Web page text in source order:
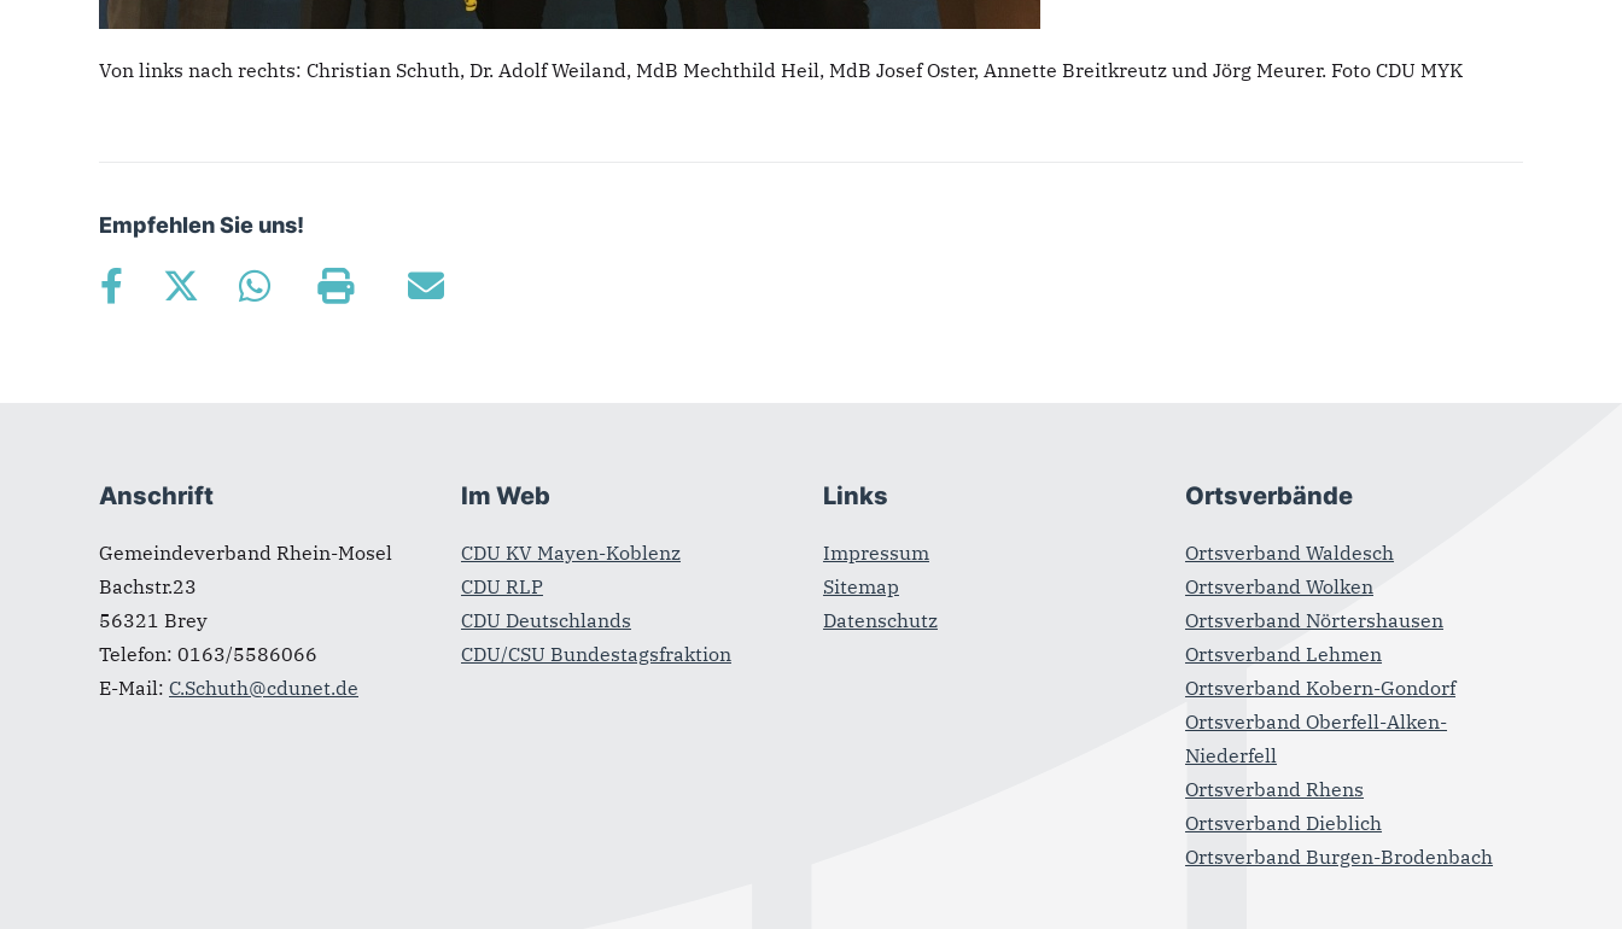
Von links nach rechts: Christian Schuth, Dr. Adolf Weiland, MdB Mechthild Heil, MdB Josef Oster, Annette Breitkreutz und Jörg Meurer. Foto CDU MYK
Empfehlen Sie uns!
Fußbereich
Anschrift
Gemeindeverband Rhein-Mosel
Bachstr.23
56321 Brey
Telefon: 0163/5586066
E-Mail: C.Schuth@cdunet.de
Im Web
CDU KV Mayen-Koblenz
CDU RLP
CDU Deutschlands
CDU/CSU Bundestagsfraktion
Links
Impressum
Sitemap
Datenschutz
Ortsverbände
Ortsverband Waldesch
Ortsverband Wolken
Ortsverband Nörtershausen
Ortsverband Lehmen
Ortsverband Kobern-Gondorf
Ortsverband Oberfell-Alken-
Niederfell
Ortsverband Rhens
Ortsverband Dieblich
Ortsverband Burgen-Brodenbach